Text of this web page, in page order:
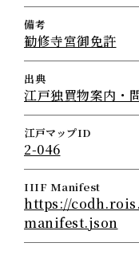
備考
勧修寺宮御免許
出典
江戸独買物案内・
江戸マップID
2-046
IIIF Manifest
https://
manifest.json